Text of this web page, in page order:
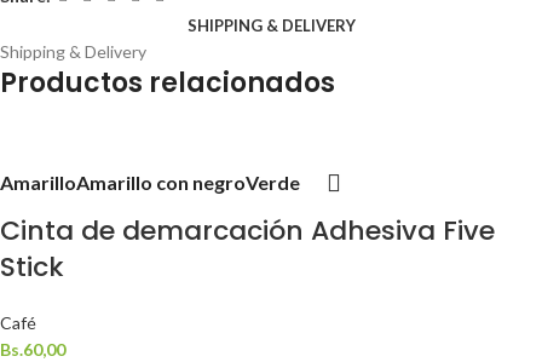
SHIPPING & DELIVERY
Shipping & Delivery
Productos relacionados
AmarilloAmarillo con negroVerde
Cinta de demarcación Adhesiva Five
Stick
Café
Bs.60,00